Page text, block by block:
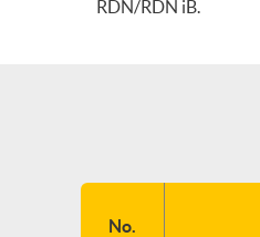
RDN/RDN iB.
No.